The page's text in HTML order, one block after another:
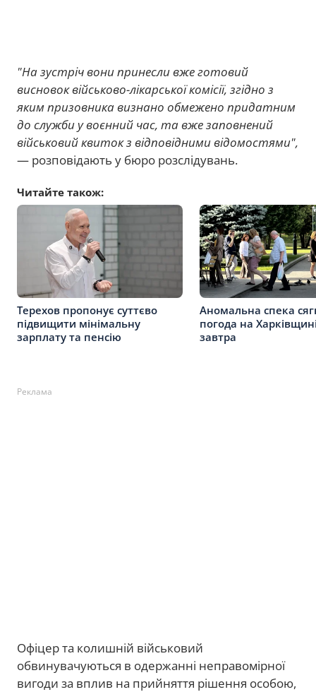
"На зустріч вони принесли вже готовий
висновок військово-лікарської комісії, згідно з
яким призовника визнано обмежено придатним
до служби у воєнний час, та вже заповнений
військовий квиток з відповідними відомостями",
— розповідають у бюро розслідувань.
Читайте також:
Терехов пропонує суттєво
підвищити мінімальну
зарплату та пенсію
Аномальна спека
погода на
завтра
Реклама
Офіцер та колишній військовий
обвинувачуються в одержанні неправомірної
вигоди за вплив на прийняття рішення особою,